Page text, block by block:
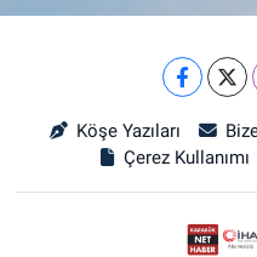
Köşe Yazıları
Çerez Kullanımı